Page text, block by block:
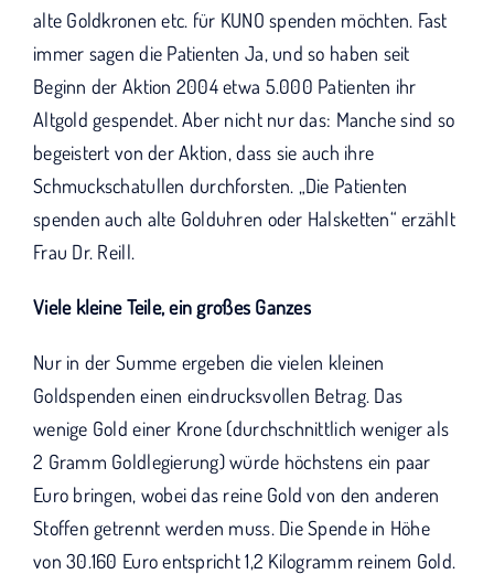
alte Goldkronen etc. für KUNO spenden möchten. Fast
immer sagen die Patienten Ja, und so haben seit
Beginn der Aktion 2004 etwa 5.000 Patienten ihr
Altgold gespendet. Aber nicht nur das: Manche sind so
begeistert von der Aktion, dass sie auch ihre
Schmuckschatullen durchforsten. „Die Patienten
spenden auch alte Golduhren oder Halsketten“ erzählt
Frau Dr. Reill.
Viele kleine Teile, ein großes Ganzes
Nur in der Summe ergeben die vielen kleinen
Goldspenden einen eindrucksvollen Betrag. Das
wenige Gold einer Krone (durchschnittlich weniger als
2 Gramm Goldlegierung) würde höchstens ein paar
Euro bringen, wobei das reine Gold von den anderen
Stoffen getrennt werden muss. Die Spende in Höhe
von 30.160 Euro entspricht 1,2 Kilogramm reinem Gold.